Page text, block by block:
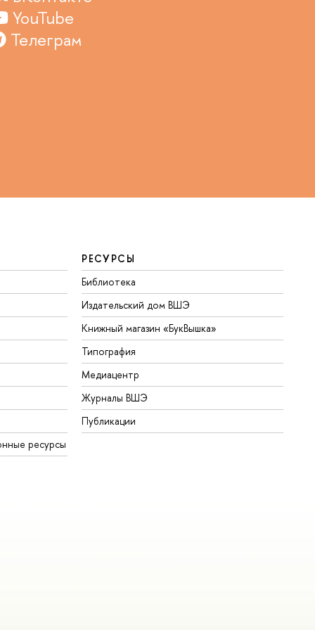
YouTube
Телеграм
ресурсы
РЕСУРСЫ
Библиотека
Издательский дом ВШЭ
Книжный магазин «БукВышка»
Типография
Медиацентр
Журналы ВШЭ
Публикации